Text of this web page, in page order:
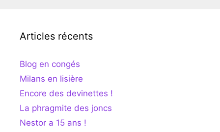
Articles récents
Blog en congés
Milans en lisière
Encore des devinettes !
La phragmite des joncs
Nestor a 15 ans !